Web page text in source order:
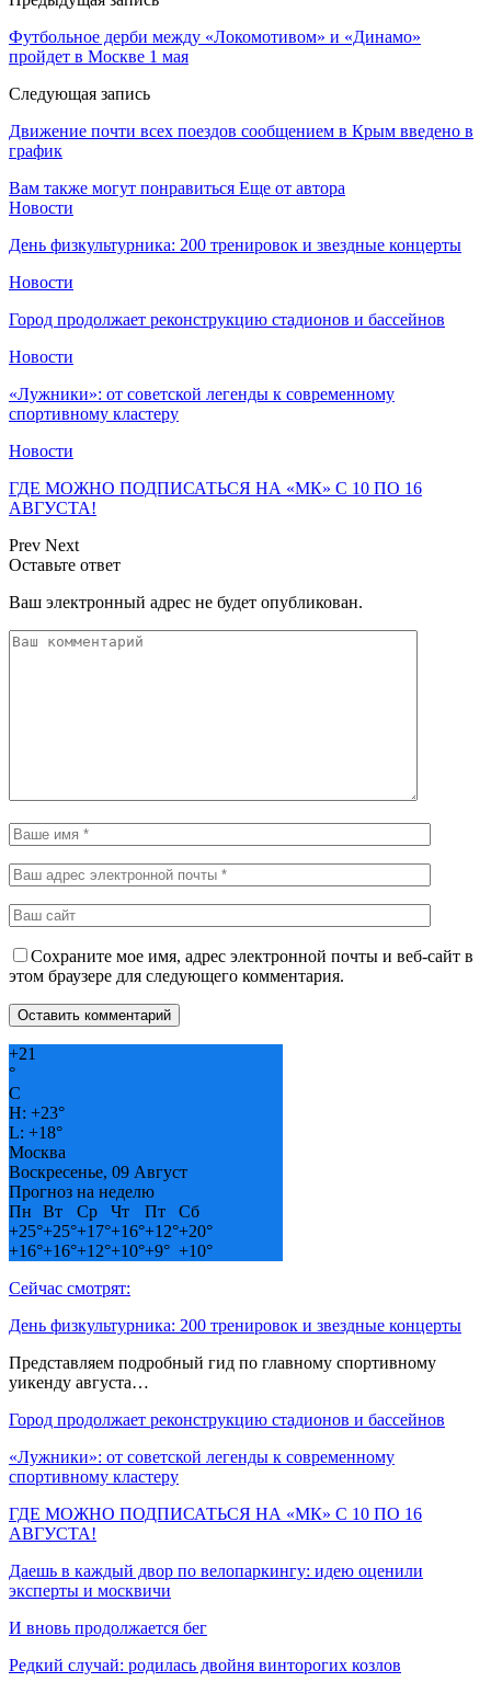
Футбольное дерби между «Локомотивом» и «Динамо»
пройдет в Москве 1 мая
Следующая запись
Движение почти всех поездов сообщением в Крым введено в
график
Вам также могут понравиться Еще от автора
Новости
День физкультурника: 200 тренировок и звездные концерты
Новости
Город продолжает реконструкцию стадионов и бассейнов
Новости
«Лужники»: от советской легенды к современному
спортивному кластеру
Новости
ГДЕ МОЖНО ПОДПИСАТЬСЯ НА «МК» С 10 ПО 16
АВГУСТА!
Prev Next
Оставьте ответ
Ваш электронный адрес не будет опубликован.
Сохраните мое имя, адрес электронной почты и веб-сайт в
этом браузере для следующего комментария.
+21
°
C
H: +23°
L: +18°
Москва
Воскресенье, 09 Август
Прогноз на неделю
Пн
Вт Ср Чт Пт
Сб
+25°+25°+17°+16°+12°+20°
+16°+16°+12°+10°+9° +10°
Сейчас смотрят:
День физкультурника: 200 тренировок и звездные концерты
Представляем подробный гид по главному спортивному
уикенду августа…
Город продолжает реконструкцию стадионов и бассейнов
«Лужники»: от советской легенды к современному
спортивному кластеру
ГДЕ МОЖНО ПОДПИСАТЬСЯ НА «МК» С 10 ПО 16
АВГУСТА!
Даешь в каждый двор по велопаркингу: идею оценили
эксперты и москвичи
И вновь продолжается бег
Редкий случай: родилась двойня винторогих козлов